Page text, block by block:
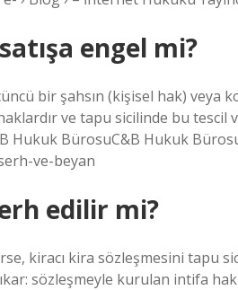
engel mi?
bir şahsın (kişisel hak) veya
ve tapu sicilinde bu tescil
Hukuk BürosuC&B Hukuk
ve-beyan
edilir mi?
kiracı kira sözleşmesini tapu
sözleşmeyle kurulan intifa